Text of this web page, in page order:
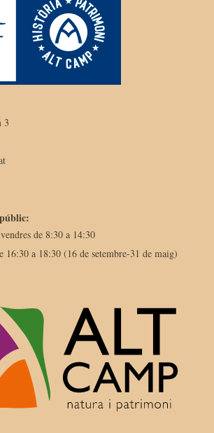
3
de 8:30 a 14:30
16:30 a 18:30 (16 de setembre-31 de maig)